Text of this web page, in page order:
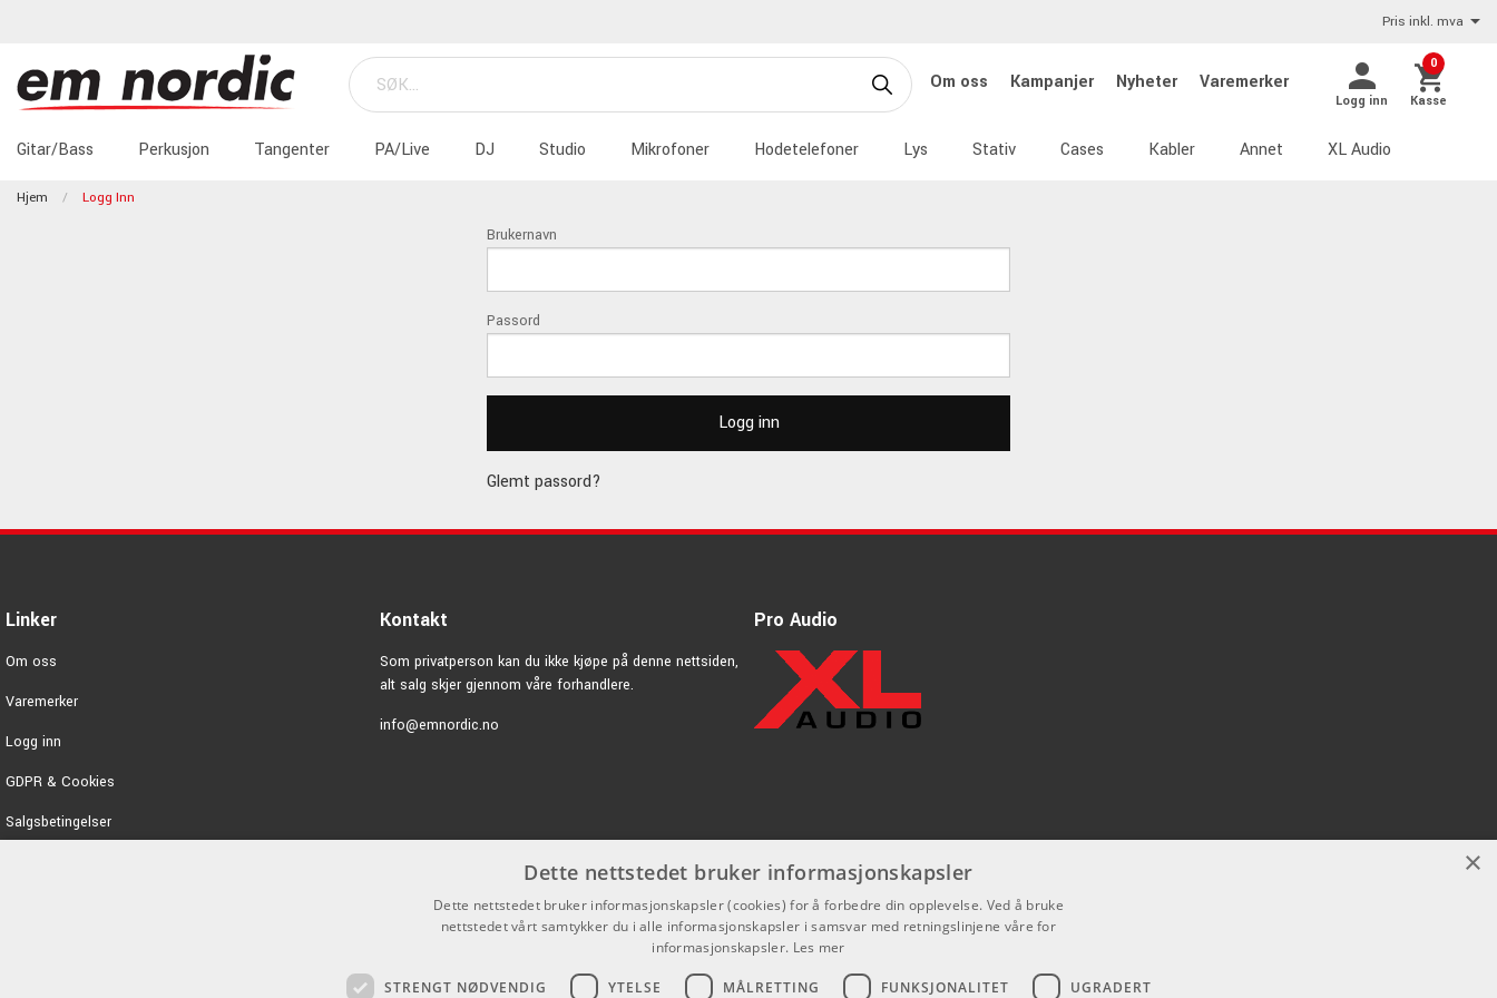
Pris inkl. mva
Om oss Kampanjer Nyheter Varemerker
Logg inn
0
Kasse
Gitar/Bass Perkusjon Tangenter PA/Live DJ Studio Mikrofoner Hodetelefoner Lys Stativ Cases Kabler Annet XL Audio
Hjem Logg Inn
Brukernavn
Passord
Glemt passord?
Linker
Om oss
Varemerker
Logg inn
GDPR & Cookies
Salgsbetingelser
Kontakt
Som privatperson kan du ikke kjøpe på denne nettsiden,
alt salg skjer gjennom våre forhandlere.
info@emnordic.no
Pro Audio
×
Dette nettstedet bruker informasjonskapsler
Dette nettstedet bruker informasjonskapsler (cookies) for å forbedre din opplevelse. Ved å bruke
nettstedet vårt samtykker du i alle informasjonskapsler i samsvar med retningslinjene våre for
informasjonskapsler. Les mer
STRENGT NØDVENDIG YTELSE MÅLRETTING FUNKSJONALITET UGRADERT